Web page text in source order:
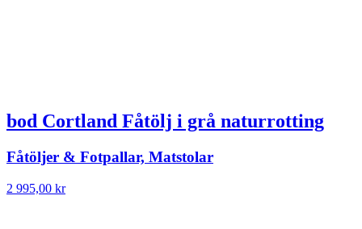
bod Cortland Fåtölj i grå naturrotting
Fåtöljer & Fotpallar, Matstolar
2 995,00 kr